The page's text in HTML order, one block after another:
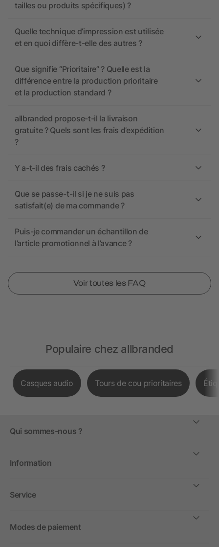
tailles ou produits spécifiques) ?
Quelle technique d’impression est utilisée
et en quoi diffère-t-elle des autres ?
Que signifie “Prioritaire” ? Quelle est la
différence entre la production prioritaire
et la production standard ?
allbranded propose-t-il la livraison
gratuite ? Quels sont les frais d’expédition
?
Y a-t-il des frais cachés ?
Que se passe-t-il si je ne suis pas
satisfait(e) de ma commande ?
Puis-je commander un échantillon de
l’article promotionnel à l’avance ?
Voir toutes les FAQ
Populaire chez allbranded
Casques audio Tours de cou prioritaires
Qui sommes-nous ?
Information
Service
Modes de paiement